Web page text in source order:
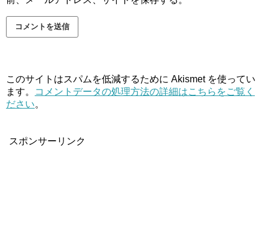
このサイトはスパムを低減するために Akismet を使ってい
ます。
コメントデータの処理方法の詳細はこちらをご覧く
ださい。
スポンサーリンク